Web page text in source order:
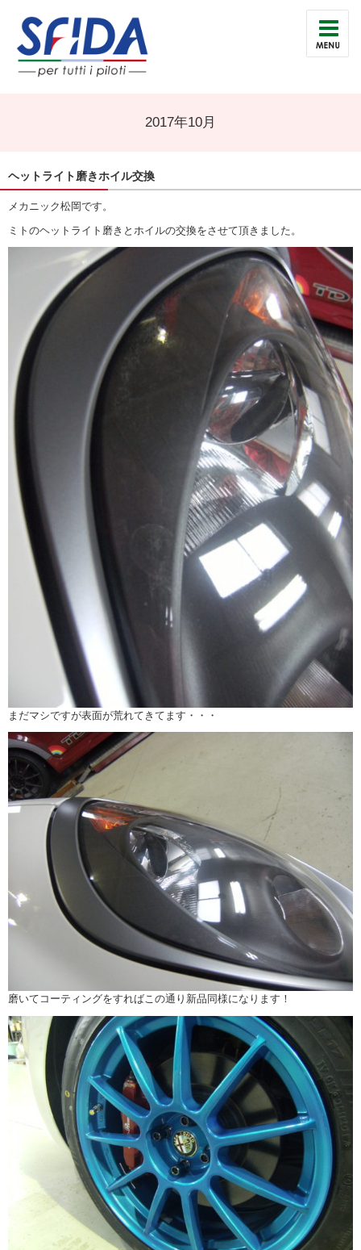
2017年10月
ヘットライト磨きホイル交換
メカニック松岡です。
ミトのヘットライト磨きとホイルの交換をさせて頂きました。
まだマシですが表面が荒れてきてます・・・
磨いてコーティングをすればこの通り新品同様になります！